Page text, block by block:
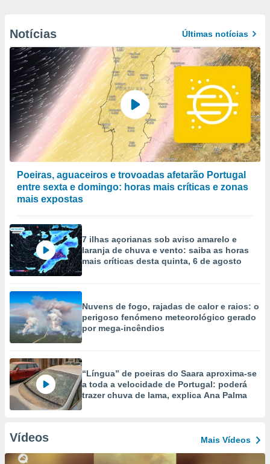
Notícias Últimas notícias
Poeiras, aguaceiros e trovoadas afetarão Portugal
entre sexta e domingo: horas mais críticas e zonas
mais expostas
7 ilhas açorianas sob aviso amarelo e
laranja de chuva e vento: saiba as horas
mais críticas desta quinta, 6 de agosto
Nuvens de fogo, rajadas de calor e raios: o
perigoso fenómeno meteorológico gerado
por mega-incêndios
“Língua” de poeiras do Saara aproxima-se
a toda a velocidade de Portugal: poderá
trazer chuva de lama, explica Ana Palma
Vídeos Mais Vídeos